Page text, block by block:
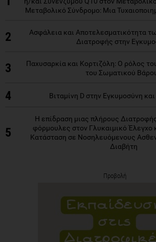
Μεταβολικό Σύνδρομο: Μια
2
Ασφάλεια και Αποτελεσματικότητα
Διατροφής στην
3
Παχυσαρκία και Κορτιζόλη: Ο ρόλος
του Σωματικού
4 Βιταμίνη D στην Εγκυμοσύνη
5
Η επίδραση μιας πλήρους
φόρμουλες στον Γλυκαιμικό Έλεγχο
Κατάσταση σε Νοσηλευόμενους
Διαβήτη
Προβολή